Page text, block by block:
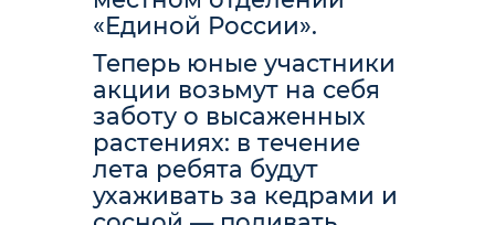
«Единой России».
Теперь юные участники
акции возьмут на себя
заботу о высаженных
растениях: в течение
лета ребята будут
ухаживать за кедрами и